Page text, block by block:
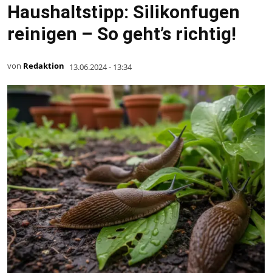
Haushaltstipp: Silikonfugen
reinigen – So geht’s richtig!
von Redaktion 13.06.2024 - 13:34